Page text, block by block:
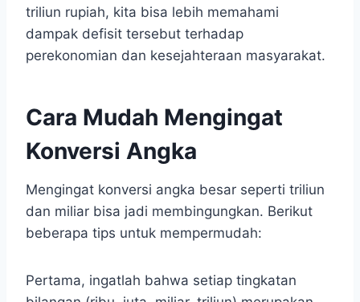
triliun rupiah, kita bisa lebih memahami
dampak defisit tersebut terhadap
perekonomian dan kesejahteraan masyarakat.
Cara Mudah Mengingat
Konversi Angka
Mengingat konversi angka besar seperti triliun
dan miliar bisa jadi membingungkan. Berikut
beberapa tips untuk mempermudah:
Pertama, ingatlah bahwa setiap tingkatan